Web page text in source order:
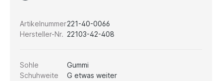
Artikelnummer221-40-0066
Hersteller-Nr. 22103-42-408
Sohle
Gummi
Schuhweite
G etwas weiter